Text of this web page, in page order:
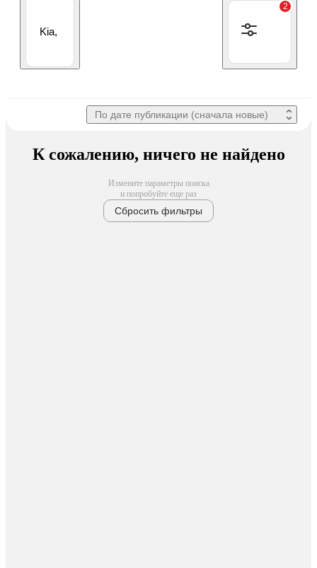
Kia,
2
К сожалению, ничего не найдено
Измените параметры поиска
и попробуйте еще раз
Сбросить фильтры